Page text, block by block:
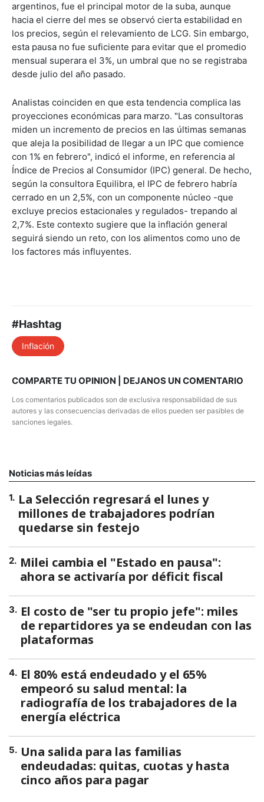
argentinos, fue el principal motor de la suba, aunque
hacia el cierre del mes se observó cierta estabilidad en
los precios, según el relevamiento de LCG. Sin embargo,
esta pausa no fue suficiente para evitar que el promedio
mensual superara el 3%, un umbral que no se registraba
desde julio del año pasado.
Analistas coinciden en que esta tendencia complica las
proyecciones económicas para marzo. "Las consultoras
miden un incremento de precios en las últimas semanas
que aleja la posibilidad de llegar a un IPC que comience
con 1% en febrero", indicó el informe, en referencia al
Índice de Precios al Consumidor (IPC) general. De hecho,
según la consultora Equilibra, el IPC de febrero habría
cerrado en un 2,5%, con un componente núcleo -que
excluye precios estacionales y regulados- trepando al
2,7%. Este contexto sugiere que la inflación general
seguirá siendo un reto, con los alimentos como uno de
los factores más influyentes.
#Hashtag
Inflación
COMPARTE TU OPINION | DEJANOS UN COMENTARIO
Los comentarios publicados son de exclusiva responsabilidad de sus
autores y las consecuencias derivadas de ellos pueden ser pasibles de
sanciones legales.
Noticias más leídas
1. La Selección regresará el lunes y
millones de trabajadores podrían
quedarse sin festejo
2. Milei cambia el "Estado en pausa":
ahora se activaría por déficit fiscal
3. El costo de "ser tu propio jefe": miles
de repartidores ya se endeudan con las
plataformas
4. El 80% está endeudado y el 65%
empeoró su salud mental: la
radiografía de los trabajadores de la
energía eléctrica
5. Una salida para las familias
endeudadas: quitas, cuotas y hasta
cinco años para pagar